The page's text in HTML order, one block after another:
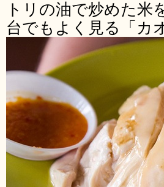
トリの油で炒めた米
台でもよく見る「カ